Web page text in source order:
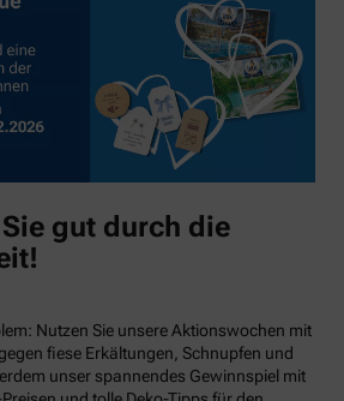
gut durch die
Nutzen Sie unsere Aktionswochen mit
fiese Erkältungen, Schnupfen und
unser spannendes Gewinnspiel mit